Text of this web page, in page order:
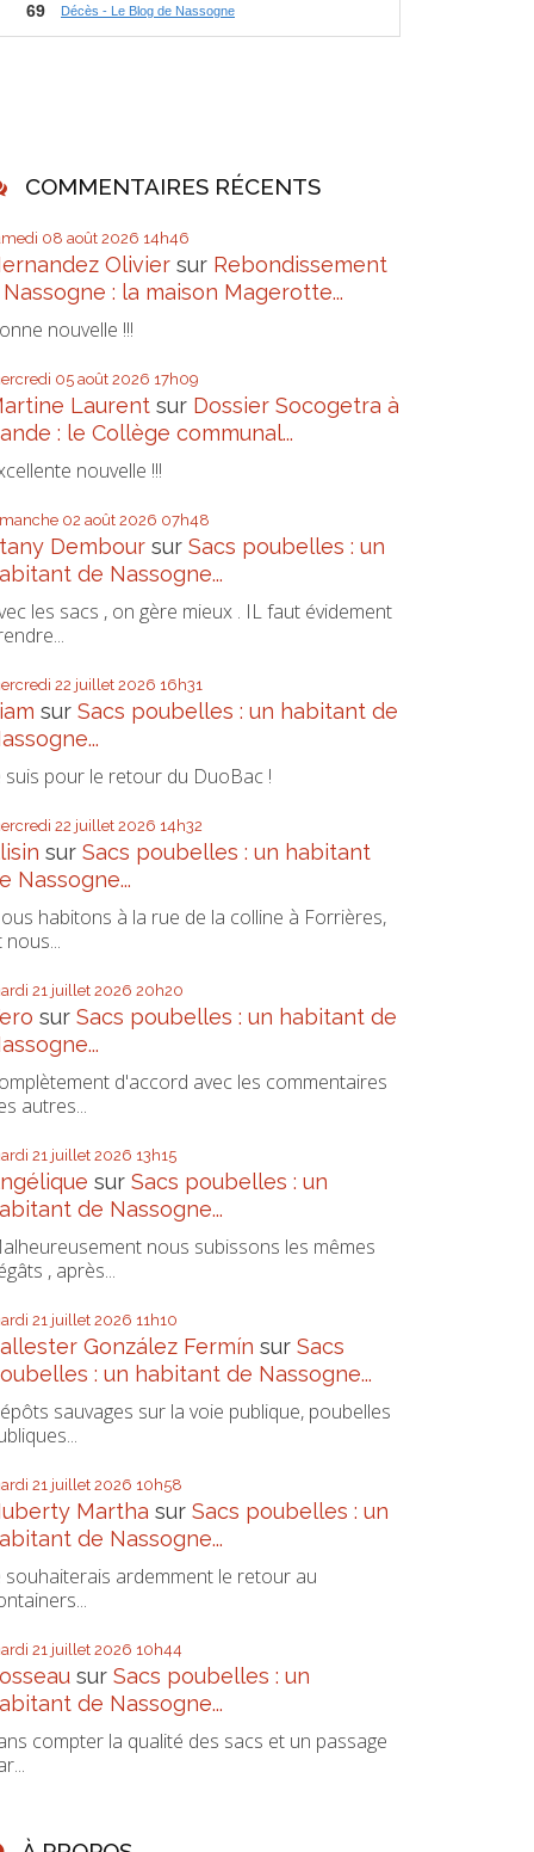
COMMENTAIRES RÉCENTS
08 août 2026 14h46
Olivier sur Rebondissement
Nassogne : la maison Magerotte...
nouvelle !!!
05 août 2026 17h09
Laurent sur Dossier Socogetra à
: le Collège communal...
nouvelle !!!
02 août 2026 07h48
Dembour surSacs poubelles : un
de Nassogne...
les sacs , on gère mieux . IL faut évidement
22 juillet 2026 16h31
surSacs poubelles : un habitant de
suis pour le retour du DuoBac !
22 juillet 2026 14h32
surSacs poubelles : un habitant
Nassogne...
habitons à la rue de la colline à Forrières,
nous...
21 juillet 2026 20h20
surSacs poubelles : un habitant de
d'accord avec les commentaires
autres...
21 juillet 2026 13h15
surSacs poubelles : un
de Nassogne...
nous subissons les mêmes
, après...
21 juillet 2026 11h10
González Fermín surSacs
: un habitant de Nassogne...
sauvages sur la voie publique, poubelles
21 juillet 2026 10h58
Martha surSacs poubelles : un
de Nassogne...
souhaiterais ardemment le retour au
21 juillet 2026 10h44
surSacs poubelles : un
de Nassogne...
compter la qualité des sacs et un passage